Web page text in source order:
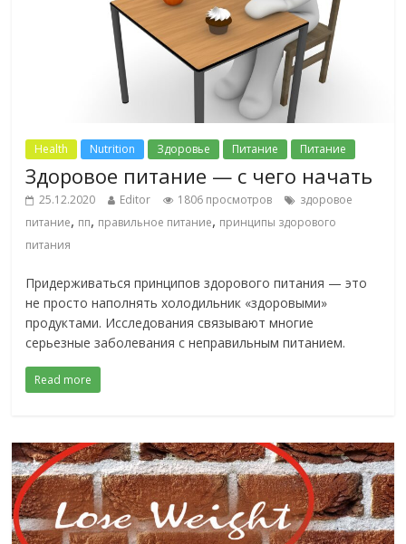
Health Nutrition Здоровье Питание Питание
Здоровое питание — с чего начать
25.12.2020 Editor 1806 просмотров
здоровое
питание, пп, правильное питание, принципы здорового
питания
Придерживаться принципов здорового питания — это
не просто наполнять холодильник «здоровыми»
продуктами. Исследования связывают многие
серьезные заболевания с неправильным питанием.
Read more